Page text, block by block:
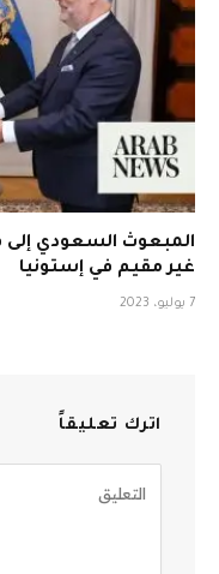
المبعوث السعودي إلى
غير مقيم في إستونيا
7 يوليو، 2023
اترك تعليقاً